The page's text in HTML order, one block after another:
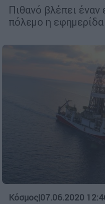
Πιθανό βλέπει έναν
πόλεμο η εφημερίδα
Κόσμος|07.06.2020